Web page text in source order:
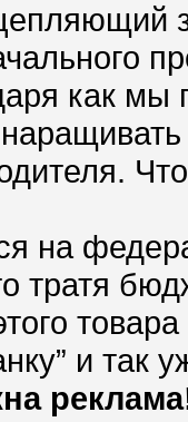
как
на
тратя
и так